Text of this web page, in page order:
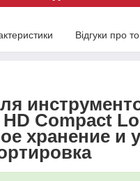
Відгуки про
Compact
хранение и